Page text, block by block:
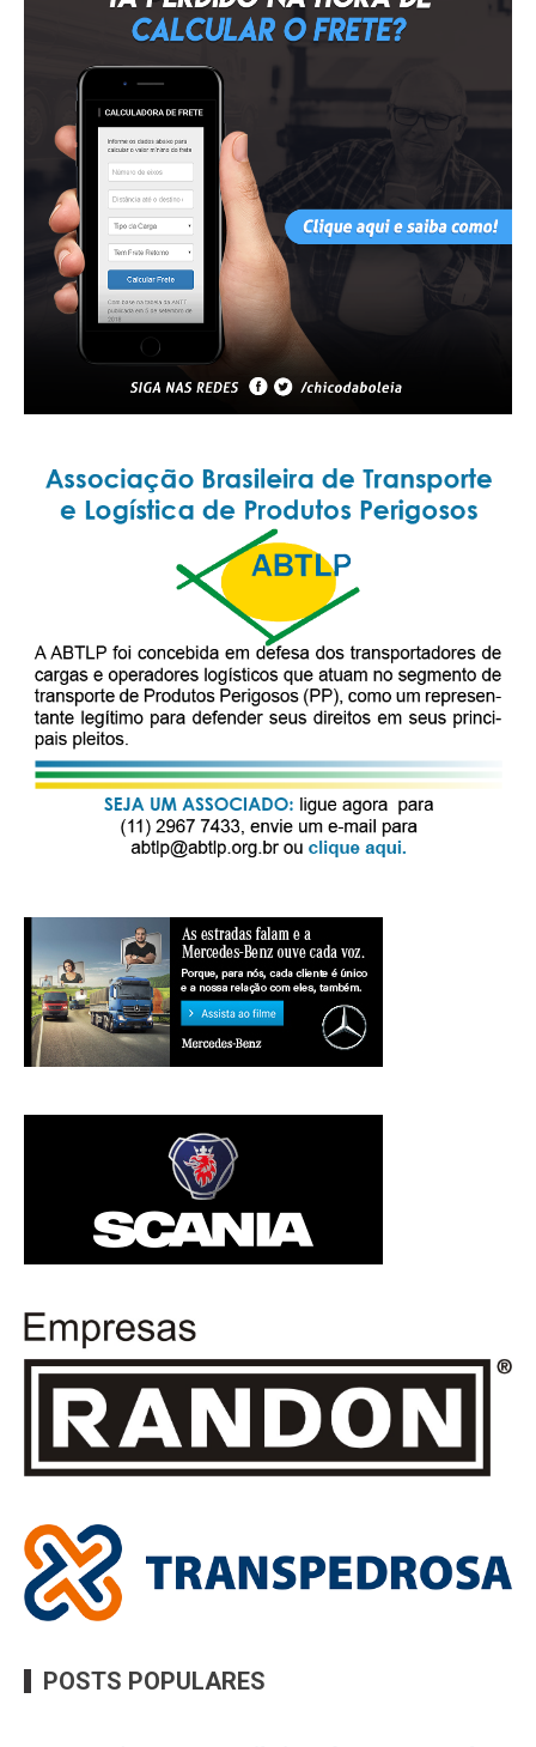
POSTS POPULARES